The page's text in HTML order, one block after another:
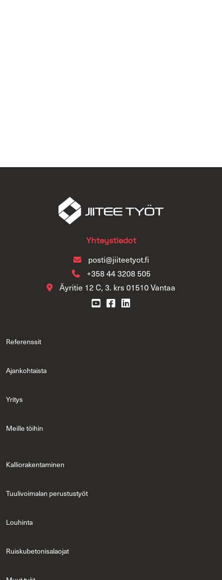
Yh­teys­tie­dot
posti@jii­tee­ty­ot.fi
+358 44 3208 505
Äy­ri­tie 12 C, 3. krs 01510 Van­taa
Re­fe­rens­sit
Ajan­koh­tais­ta
Yri­tys
Meil­le töi­hin
Kal­lio­ra­ken­ta­mi­nen
Tuu­li­voi­ma­lan pe­rus­tus­työt
Lou­hin­ta
Ruis­ku­be­to­ni­sa­lao­jat